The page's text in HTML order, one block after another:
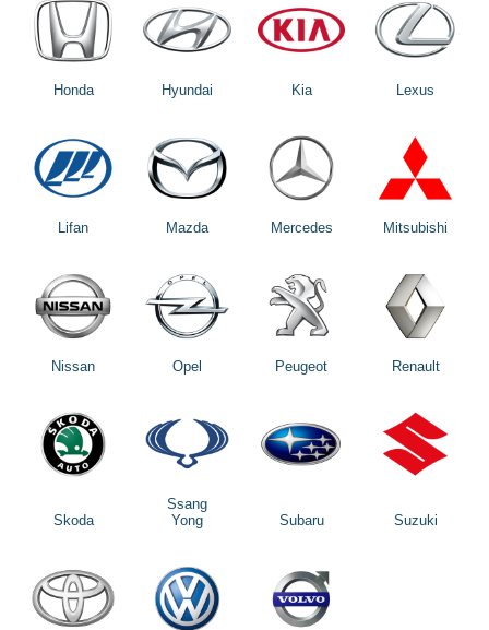
Honda Hyundai Kia Lexus
Lifan Mazda Mercedes Mitsubishi
Nissan Opel Peugeot Renault
Skoda
Ssang
Yong
Subaru Suzuki